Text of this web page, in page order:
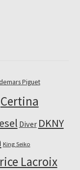
Piguet
Certina
Diver DKNY
King Seiko
Lacroix